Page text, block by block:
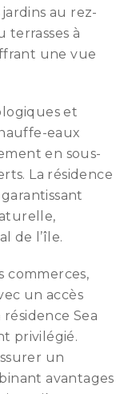
au rez-
terrasses à
une vue
et
eaux
en sous-
La résidence
de l’île.
commerces,
un accès
Sea
privilégié.
un
avantages